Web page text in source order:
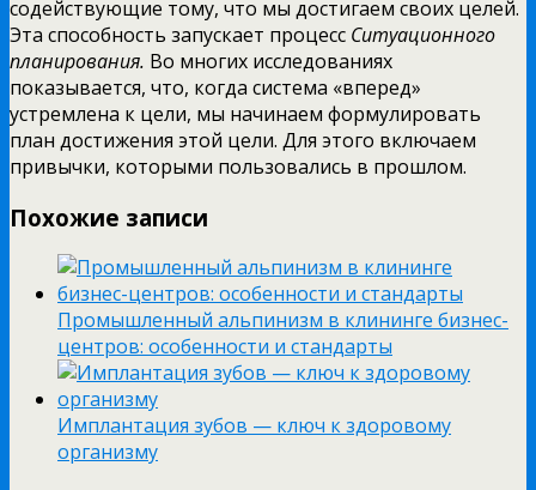
содействующие тому, что мы достигаем своих целей.
Эта способность запускает процесс Ситуационного
планирования. Во многих исследованиях
показывается, что, когда система «вперед»
устремлена к цели, мы начинаем формулировать
план достижения этой цели. Для этого включаем
привычки, которыми пользовались в прошлом.
Похожие записи
Промышленный альпинизм в клининге бизнес-
центров: особенности и стандарты
Имплантация зубов — ключ к здоровому
организму